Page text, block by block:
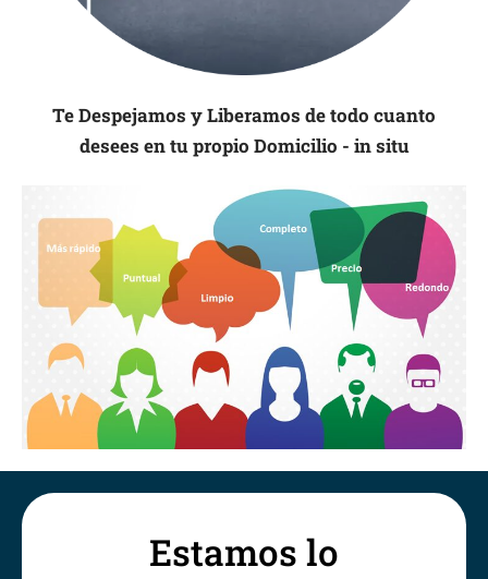
Te Despejamos y Liberamos de todo cuanto
desees en tu propio Domicilio - in situ
Estamos lo